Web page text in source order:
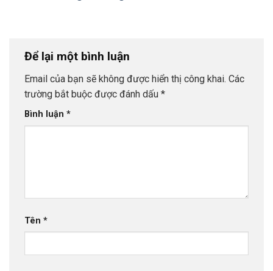
Để lại một bình luận
Email của bạn sẽ không được hiển thị công khai. Các
trường bắt buộc được đánh dấu *
Bình luận *
Tên *